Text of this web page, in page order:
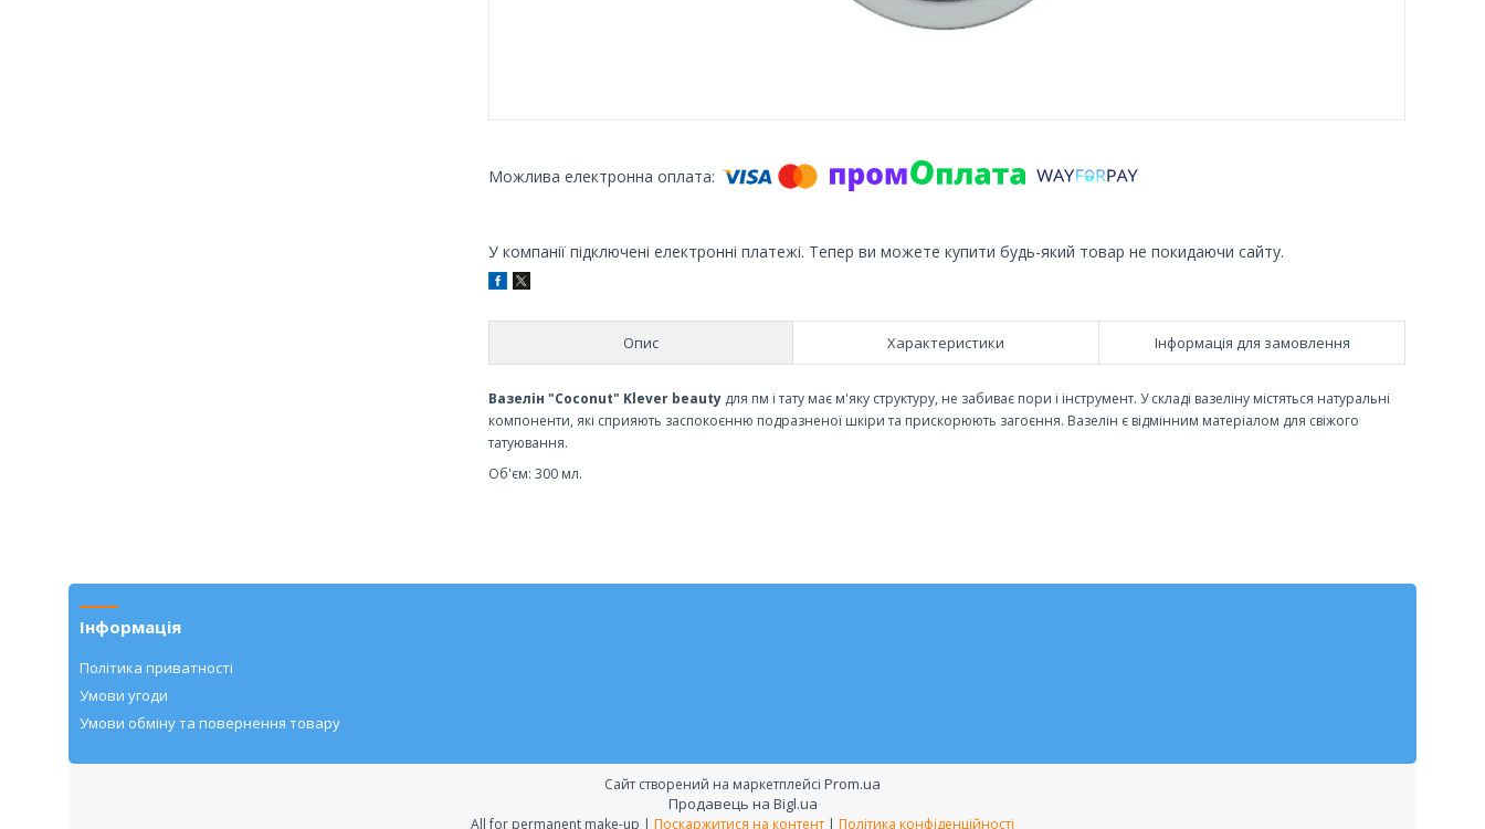
У компанії підключені електронні платежі. Тепер ви можете купити будь-який товар не покидаючи сайту.
Опис Характеристики Інформація для замовлення
Вазелін "Coconut" Klever beauty для пм і тату має м'яку структуру, не забиває пори і інструмент. У складі вазеліну містяться натуральні
компоненти, які сприяють заспокоєнню подразненої шкіри та прискорюють загоєння. Вазелін є відмінним матеріалом для свіжого
татуювання.
Об'єм: 300 мл.
Інформація
Політика приватності
Умови угоди
Умови обміну та повернення товару
Сайт створений на маркетплейсі Prom.ua
Продавець на Bigl.ua
All for permanent make-up | Поскаржитися на контент | Політика конфіденційності